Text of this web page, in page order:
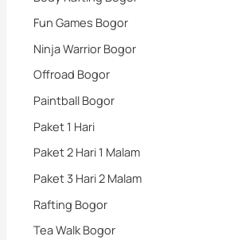
Fun Games Bogor
Ninja Warrior Bogor
Offroad Bogor
Paintball Bogor
Paket 1 Hari
Paket 2 Hari 1 Malam
Paket 3 Hari 2 Malam
Rafting Bogor
Tea Walk Bogor